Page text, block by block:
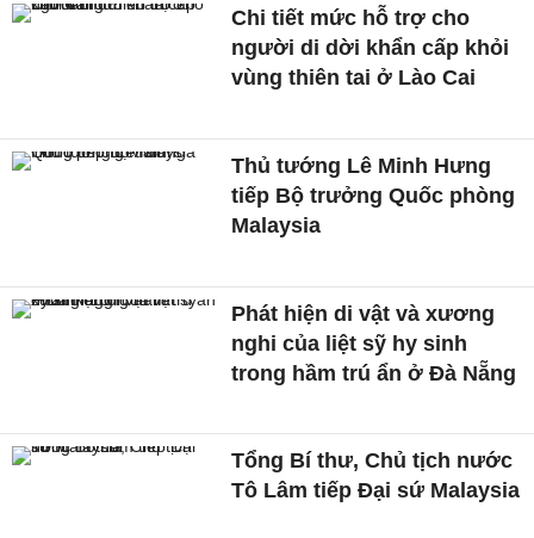
Chi tiết mức hỗ trợ cho
người di dời khẩn cấp khỏi
vùng thiên tai ở Lào Cai
Thủ tướng Lê Minh Hưng
tiếp Bộ trưởng Quốc phòng
Malaysia
Phát hiện di vật và xương
nghi của liệt sỹ hy sinh
trong hầm trú ẩn ở Đà Nẵng
Tổng Bí thư, Chủ tịch nước
Tô Lâm tiếp Đại sứ Malaysia